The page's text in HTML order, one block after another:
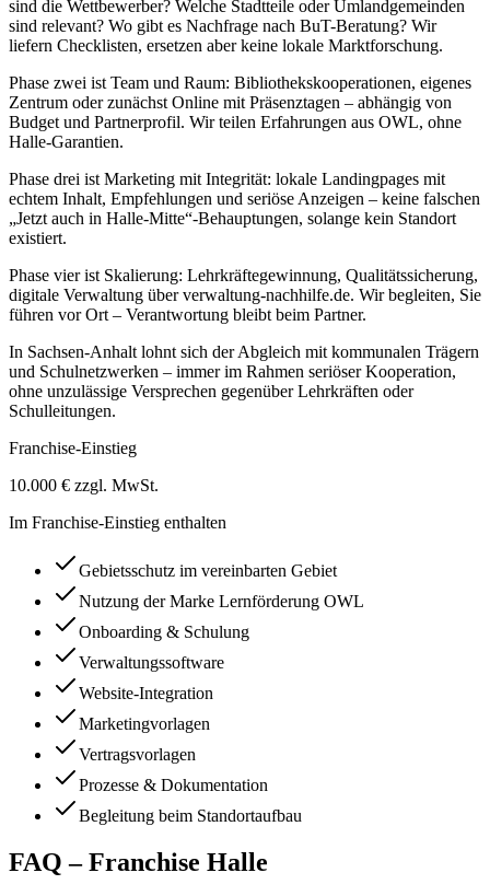
sind die Wettbewerber? Welche Stadtteile oder Umlandgemeinden
sind relevant? Wo gibt es Nachfrage nach BuT-Beratung? Wir
liefern Checklisten, ersetzen aber keine lokale Marktforschung.
Phase zwei ist Team und Raum: Bibliothekskooperationen, eigenes
Zentrum oder zunächst Online mit Präsenztagen – abhängig von
Budget und Partnerprofil. Wir teilen Erfahrungen aus OWL, ohne
Halle-Garantien.
Phase drei ist Marketing mit Integrität: lokale Landingpages mit
echtem Inhalt, Empfehlungen und seriöse Anzeigen – keine falschen
„Jetzt auch in Halle-Mitte“-Behauptungen, solange kein Standort
existiert.
Phase vier ist Skalierung: Lehrkräftegewinnung, Qualitätssicherung,
digitale Verwaltung über verwaltung-nachhilfe.de. Wir begleiten, Sie
führen vor Ort – Verantwortung bleibt beim Partner.
In Sachsen-Anhalt lohnt sich der Abgleich mit kommunalen Trägern
und Schulnetzwerken – immer im Rahmen seriöser Kooperation,
ohne unzulässige Versprechen gegenüber Lehrkräften oder
Schulleitungen.
Franchise-Einstieg
10.000 € zzgl. MwSt.
Im Franchise-Einstieg enthalten
Gebietsschutz im vereinbarten Gebiet
Nutzung der Marke Lernförderung OWL
Onboarding & Schulung
Verwaltungssoftware
Website-Integration
Marketingvorlagen
Vertragsvorlagen
Prozesse & Dokumentation
Begleitung beim Standortaufbau
FAQ – Franchise Halle